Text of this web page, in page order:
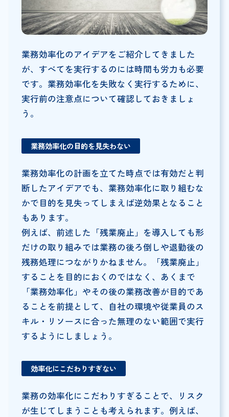
業務効率化のアイデアをご紹介してきました
が、すべてを実行するのには時間も労力も必要
です。業務効率化を失敗なく実行するために、
実行前の注意点について確認しておきましょ
う。
業務効率化の目的を見失わない
業務効率化の計画を立てた時点では有効だと判
断したアイデアでも、業務効率化に取り組むな
かで目的を見失ってしまえば逆効果となること
もあります。
例えば、前述した「残業廃止」を導入しても形
だけの取り組みでは業務の後ろ倒しや退勤後の
残務処理につながりかねません。「残業廃止」
することを目的におくのではなく、あくまで
「業務効率化」やその後の業務改善が目的であ
ることを前提として、自社の環境や従業員のス
キル・リソースに合った無理のない範囲で実行
するようにしましょう。
効率化にこだわりすぎない
業務の効率化にこだわりすぎることで、リスク
が生じてしまうことも考えられます。例えば、